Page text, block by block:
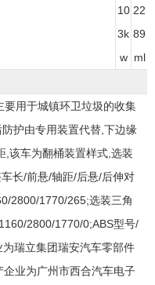
10
3k
w
22
89
ml
用于城镇环卫垃圾的收集
护由专用装置代替,下边缘
,该车为翻桶装置样式,选装
长/前悬/轴距/后悬/后伸对
2800/1770/265;选装三角
2800/1770/0;ABS型号/
瑞立集团瑞安汽车零部件
业为广州市西合汽车电子